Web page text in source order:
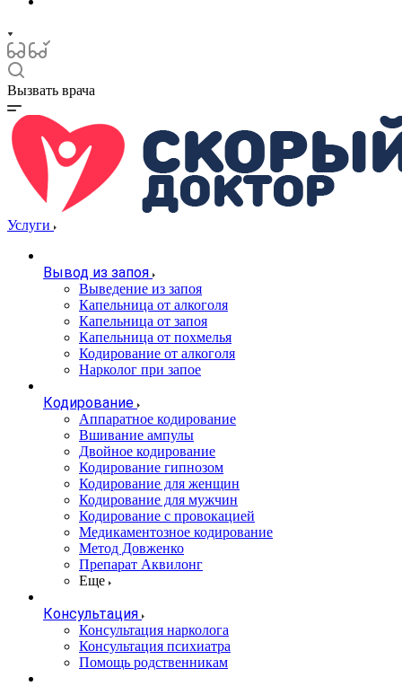
Вызвать врача
Услуги
Вывод из запоя
Выведение из запоя
Капельница от алкоголя
Капельница от запоя
Капельница от похмелья
Кодирование от алкоголя
Нарколог при запое
Кодирование
Аппаратное кодирование
Вшивание ампулы
Двойное кодирование
Кодирование гипнозом
Кодирование для женщин
Кодирование для мужчин
Кодирование с провокацией
Медикаментозное кодирование
Метод Довженко
Препарат Аквилонг
Еще
Консультация
Консультация нарколога
Консультация психиатра
Помощь родственникам